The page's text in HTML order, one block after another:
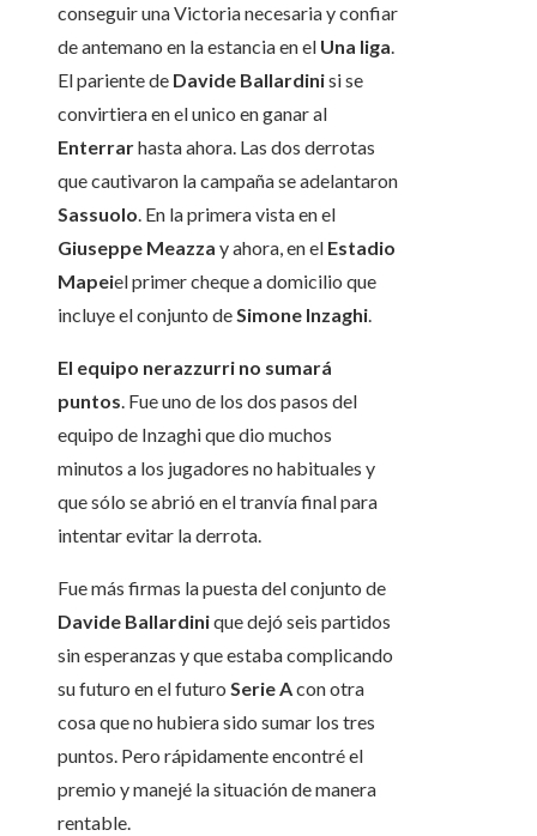
conseguir una Victoria necesaria y confiar
de antemano en la estancia en el Una liga.
El pariente de Davide Ballardinisi se
convirtiera en el unico en ganar al
Enterrarhasta ahora. Las dos derrotas
que cautivaron la campaña se adelantaron
Sassuolo. En la primera vista en el
Giuseppe Meazza y ahora, en el Estadio
Mapeiel primer cheque a domicilio que
incluye el conjunto deSimone Inzaghi.
El equipo nerazzurri no sumará
puntos. Fue uno de los dos pasos del
equipo de Inzaghi que dio muchos
minutos a los jugadores no habituales y
que sólo se abrió en el tranvía final para
intentar evitar la derrota.
Fue más firmas la puesta del conjunto de
Davide Ballardinique dejó seis partidos
sin esperanzas y que estaba complicando
su futuro en el futuro SerieAcon otra
cosa que no hubiera sido sumar los tres
puntos. Pero rápidamente encontré el
premio y manejé la situación de manera
rentable.